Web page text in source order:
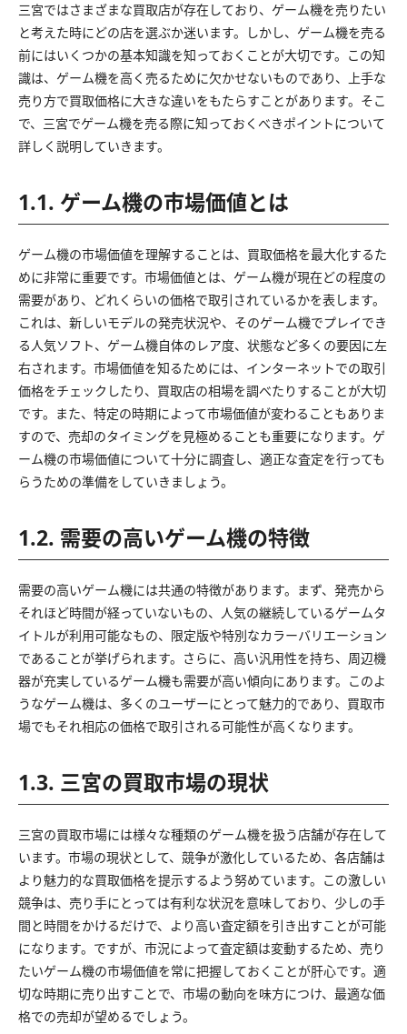
三宮ではさまざまな買取店が存在しており、ゲーム機を売りたい
と考えた時にどの店を選ぶか迷います。しかし、ゲーム機を売る
前にはいくつかの基本知識を知っておくことが大切です。この知
識は、ゲーム機を高く売るために欠かせないものであり、上手な
売り方で買取価格に大きな違いをもたらすことがあります。そこ
で、三宮でゲーム機を売る際に知っておくべきポイントについて
詳しく説明していきます。
1.1. ゲーム機の市場価値とは
ゲーム機の市場価値を理解することは、買取価格を最大化するた
めに非常に重要です。市場価値とは、ゲーム機が現在どの程度の
需要があり、どれくらいの価格で取引されているかを表します。
これは、新しいモデルの発売状況や、そのゲーム機でプレイでき
る人気ソフト、ゲーム機自体のレア度、状態など多くの要因に左
右されます。市場価値を知るためには、インターネットでの取引
価格をチェックしたり、買取店の相場を調べたりすることが大切
です。また、特定の時期によって市場価値が変わることもありま
すので、売却のタイミングを見極めることも重要になります。ゲ
ーム機の市場価値について十分に調査し、適正な査定を行っても
らうための準備をしていきましょう。
1.2. 需要の高いゲーム機の特徴
需要の高いゲーム機には共通の特徴があります。まず、発売から
それほど時間が経っていないもの、人気の継続しているゲームタ
イトルが利用可能なもの、限定版や特別なカラーバリエーション
であることが挙げられます。さらに、高い汎用性を持ち、周辺機
器が充実しているゲーム機も需要が高い傾向にあります。このよ
うなゲーム機は、多くのユーザーにとって魅力的であり、買取市
場でもそれ相応の価格で取引される可能性が高くなります。
1.3. 三宮の買取市場の現状
三宮の買取市場には様々な種類のゲーム機を扱う店舗が存在して
います。市場の現状として、競争が激化しているため、各店舗は
より魅力的な買取価格を提示するよう努めています。この激しい
競争は、売り手にとっては有利な状況を意味しており、少しの手
間と時間をかけるだけで、より高い査定額を引き出すことが可能
になります。ですが、市況によって査定額は変動するため、売り
たいゲーム機の市場価値を常に把握しておくことが肝心です。適
切な時期に売り出すことで、市場の動向を味方につけ、最適な価
格での売却が望めるでしょう。